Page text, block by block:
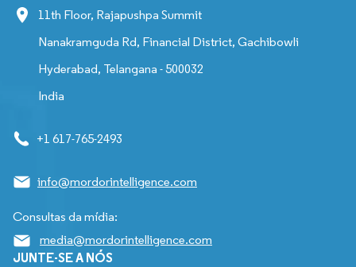
11th Floor, Rajapushpa Summit
Nanakramguda Rd, Financial District, Gachibowli
Hyderabad, Telangana - 500032
India
+1 617-765-2493
info@mordorintelligence.com
Consultas da mídia:
media@mordorintelligence.com
JUNTE-SE A NÓS